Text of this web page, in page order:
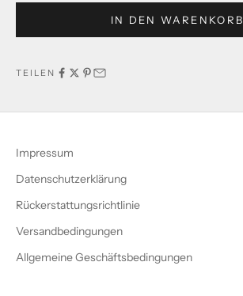
IN DEN WARENKORB
TEILEN
Impressum
Datenschutzerklärung
Rückerstattungsrichtlinie
Versandbedingungen
Allgemeine Geschäftsbedingungen